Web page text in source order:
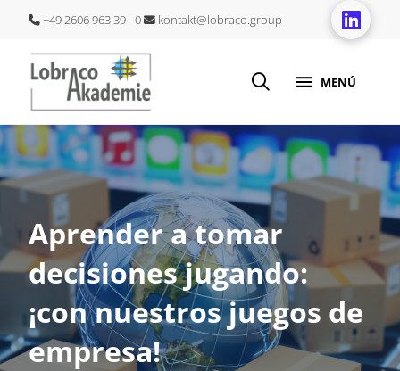
+49 2606 963 39 - 0 kontakt@lobraco.group
MENÚ
Aprender a tomar
decisiones jugando:
¡con nuestros juegos de
empresa!